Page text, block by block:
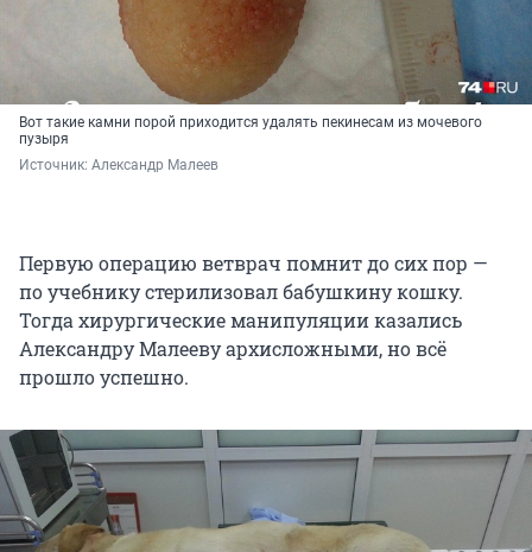
Вот такие камни порой приходится удалять пекинесам из мочевого
пузыря
Источник: Александр Малеев
Первую операцию ветврач помнит до сих пор —
по учебнику стерилизовал бабушкину кошку.
Тогда хирургические манипуляции казались
Александру Малееву архисложными, но всё
прошло успешно.